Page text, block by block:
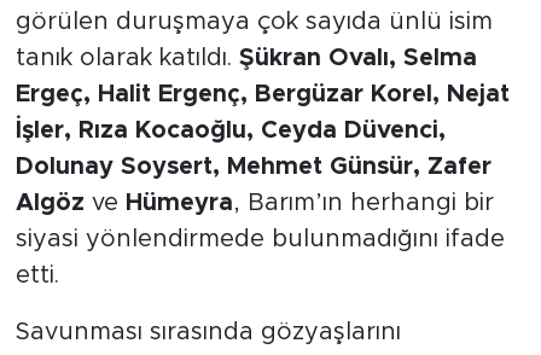
görülen duruşmaya çok sayıda ünlü isim
tanık olarak katıldı. Şükran Ovalı, Selma
Ergeç, Halit Ergenç, Bergüzar Korel, Nejat
İşler, Rıza Kocaoğlu, Ceyda Düvenci,
Dolunay Soysert, Mehmet Günsür, Zafer
Algöz ve Hümeyra, Barım’ın herhangi bir
siyasi yönlendirmede bulunmadığını ifade
etti.
Savunması sırasında gözyaşlarını